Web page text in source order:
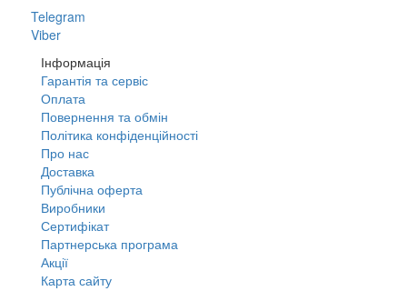
Telegram
Viber
Інформація
Гарантія та сервіс
Оплата
Повернення та обмін
Політика конфіденційності
Про нас
Доставка
Публічна оферта
Виробники
Сертифікат
Партнерська програма
Акції
Карта сайту